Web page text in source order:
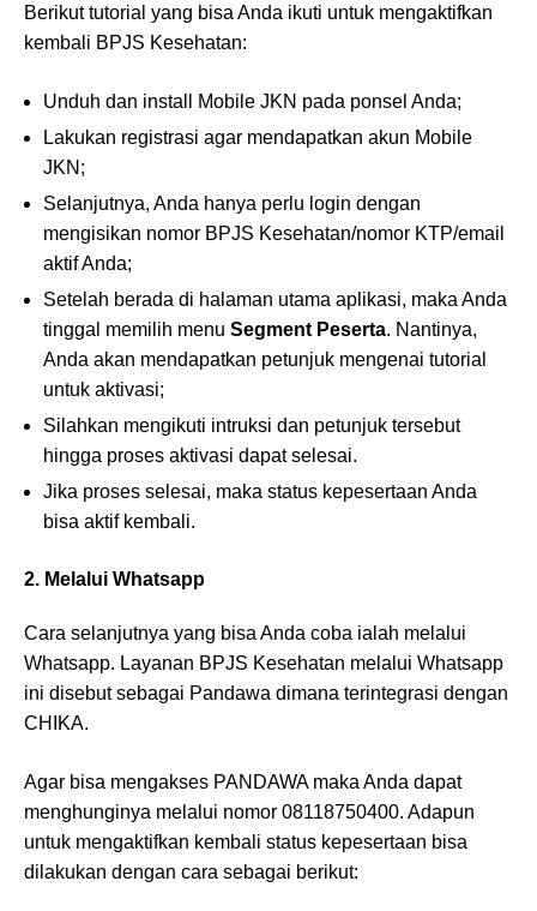
Berikut tutorial yang bisa Anda ikuti untuk mengaktifkan
kembali BPJS Kesehatan:
Unduh dan install Mobile JKN pada ponsel Anda;
Lakukan registrasi agar mendapatkan akun Mobile
JKN;
Selanjutnya, Anda hanya perlu login dengan
mengisikan nomor BPJS Kesehatan/nomor KTP/email
aktif Anda;
Setelah berada di halaman utama aplikasi, maka Anda
tinggal memilih menu Segment Peserta. Nantinya,
Anda akan mendapatkan petunjuk mengenai tutorial
untuk aktivasi;
Silahkan mengikuti intruksi dan petunjuk tersebut
hingga proses aktivasi dapat selesai.
Jika proses selesai, maka status kepesertaan Anda
bisa aktif kembali.
2. Melalui Whatsapp
Cara selanjutnya yang bisa Anda coba ialah melalui
Whatsapp. Layanan BPJS Kesehatan melalui Whatsapp
ini disebut sebagai Pandawa dimana terintegrasi dengan
CHIKA.
Agar bisa mengakses PANDAWA maka Anda dapat
menghunginya melalui nomor 08118750400. Adapun
untuk mengaktifkan kembali status kepesertaan bisa
dilakukan dengan cara sebagai berikut: